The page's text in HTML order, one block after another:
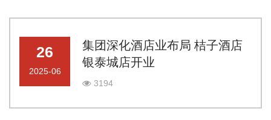
集团深化酒店业布局 桔子酒店
银泰城店开业
3194
26
2025-06